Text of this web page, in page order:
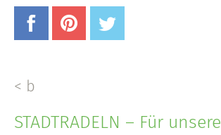
< b
STADTRADELN – Für unsere